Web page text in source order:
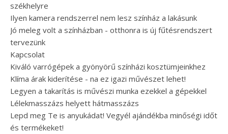
székhelyre
Ilyen kamera rendszerrel nem lesz színház a lakásunk
Jó meleg volt a színházban - otthonra is új fűtésrendszert
tervezünk
Kapcsolat
Kiváló varrógépek a gyönyörű színházi kosztümjeinkhez
Klíma árak kiderítése - na ez igazi művészet lehet!
Legyen a takarítás is művészi munka ezekkel a gépekkel
Lélekmasszázs helyett hátmasszázs
Lepd meg Te is anyukádat! Vegyél ajándékba minőségi időt
és termékeket!